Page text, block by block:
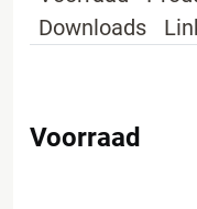
Downloads
Voorraad